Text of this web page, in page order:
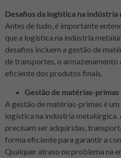
Desafios da logística na
Antes de tudo, é importante
que a logística na indústria
desafios incluem a gestão de
de transportes, o
eficiente dos produtos finais.
Gestão de matérias-primas
A gestão de matérias-primas é
logística na indústria metalúrgica.
precisam ser adquiridas,
forma eficiente para garantir a
Qualquer atraso ou problema na